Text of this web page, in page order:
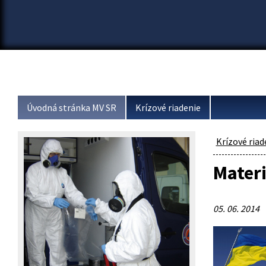
Úvodná stránka MV SR Krízové riadenie
Krízové
05. 06. 2014